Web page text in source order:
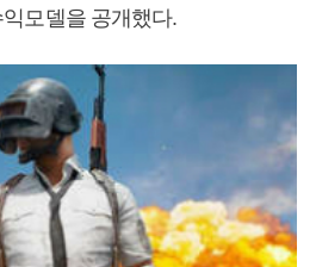
모델을 공개했다.